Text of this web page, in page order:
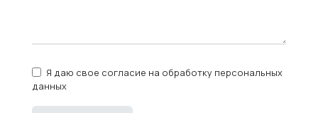
Я даю свое согласие на обработку персональных
данных